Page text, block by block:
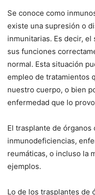
Se conoce como
existe una supresión o
inmunitarias. Es decir,
sus funciones
normal. Esta situación
empleo de tratamientos
nuestro cuerpo, o bien
enfermedad que lo
El trasplante de órganos
inmunodeficiencias,
reumáticas, o incluso la
ejemplos.
Lo de los trasplantes de